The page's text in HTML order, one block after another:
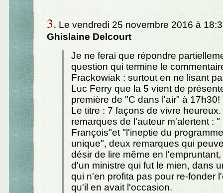
3. Le vendredi 25 novembre 2016 à
Ghislaine Delcourt
Je ne ferai que répondre
question qui termine le
Frackowiak : surtout en ne lisant
Luc Ferry que la 5 vient de
première de "C dans l'air" à 17h30!
Le titre : 7 façons de vivre
remarques de l'auteur m'alertent : "
François"et "l'ineptie du
unique", deux remarques qui
désir de lire même en
d'un ministre qui fut le mien, dans
qui n'en profita pas pour re-fonder
qu'il en avait l'occasion.